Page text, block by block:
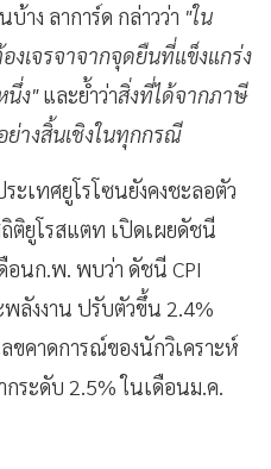
าง ลาการ์ด กล่าวว่า "ใน
เจรจาจากจุดยืนที่แข็งแกร่ง
นึ่ง"และย้ำว่าสิ่งที่ได้จากภาษี
างสิ้นเชิงในทุกกรณี
ะเทศยูโรโซนยังคงชะลอตัว
ติยูโรสแตท เปิดเผยดัชนี
อนก.พ. พบว่า ดัชนี CPI
ลังงาน ปรับตัวขึ้น 2.4%
ขคาดการณ์ของนักวิเคราะห์
ระดับ 2.5% ในเดือนม.ค.